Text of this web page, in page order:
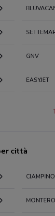
GNV
EASYJET
città
CIAMPINO